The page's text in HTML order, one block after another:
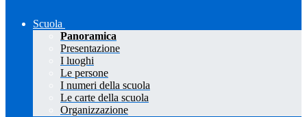
Scuola
Panoramica
Presentazione
I luoghi
Le persone
I numeri della scuola
Le carte della scuola
Organizzazione